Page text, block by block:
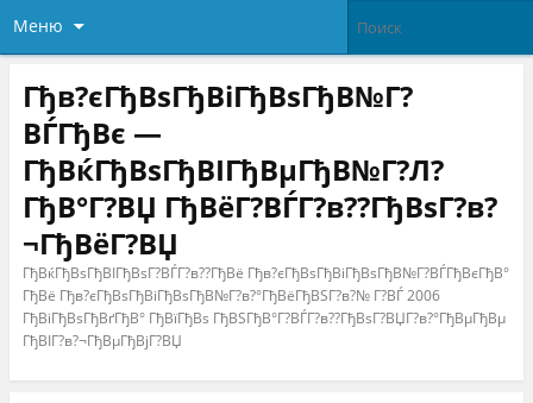
Меню
Гђв?єГђВѕГђВіГђВѕГђВ№Г?
ВЃГђВє —
ГђВќГђВѕГђВІГђВµГђВ№Г?Л?
ГђВ°Г?ВЏ ГђВёГ?ВЃГ?в??ГђВѕГ?в?
¬ГђВёГ?ВЏ
ГђВќГђВѕГђВІГђВѕГ?ВЃГ?в??ГђВё Гђв?єГђВѕГђВіГђВѕГђВ№Г?ВЃГђВєГђВ°
ГђВё Гђв?єГђВѕГђВіГђВѕГђВ№Г?в?°ГђВёГђВЅГ?в?№ Г?ВЃ 2006
ГђВіГђВѕГђВґГђВ° ГђВїГђВѕ ГђВЅГђВ°Г?ВЃГ?в??ГђВѕГ?ВЏГ?в?°ГђВµГђВµ
ГђВІГ?в?¬ГђВµГђВјГ?ВЏ